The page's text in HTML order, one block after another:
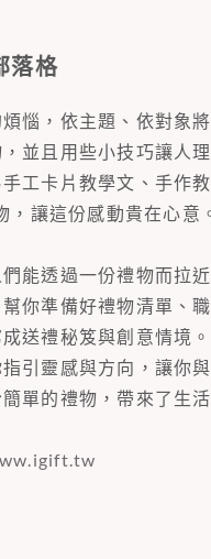
落格
惱，依主題、依對象
並且用些小技巧讓人
工卡片教學文、手作
，讓這份感動貴在心意
能透過一份禮物而拉
你準備好禮物清單、
送禮秘笈與創意情境
引靈感與方向，讓你
單的禮物，帶來了生